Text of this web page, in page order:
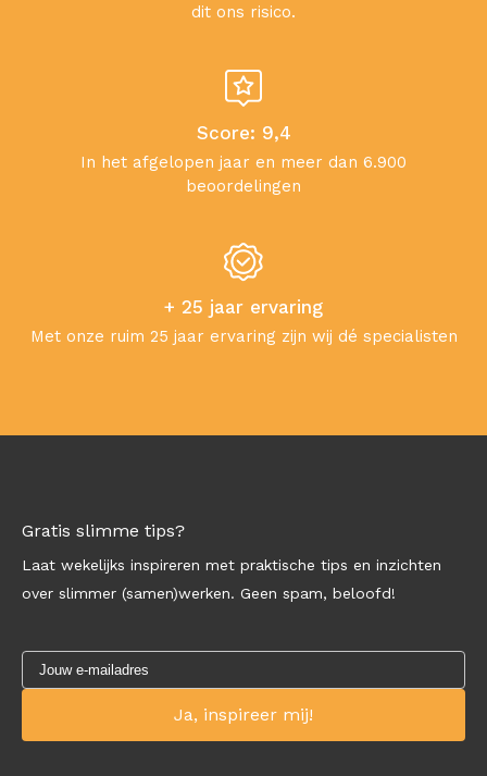
dit ons risico.
Score: 9,4
In het afgelopen jaar en meer dan 6.900
beoordelingen
+ 25 jaar ervaring
Met onze ruim 25 jaar ervaring zijn wij dé specialisten
Gratis slimme tips?
Laat wekelijks inspireren met praktische tips en inzichten
over slimmer (samen)werken. Geen spam, beloofd!